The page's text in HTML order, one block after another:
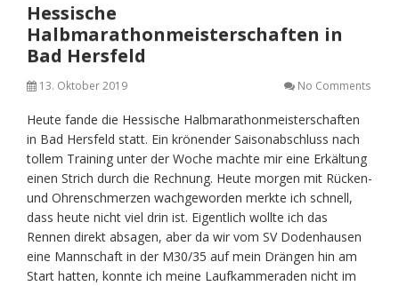
Hessische
Halbmarathonmeisterschaften in
Bad Hersfeld
13. Oktober 2019 No Comments
Heute fande die Hessische Halbmarathonmeisterschaften
in Bad Hersfeld statt. Ein krönender Saisonabschluss nach
tollem Training unter der Woche machte mir eine Erkältung
einen Strich durch die Rechnung. Heute morgen mit Rücken-
und Ohrenschmerzen wachgeworden merkte ich schnell,
dass heute nicht viel drin ist. Eigentlich wollte ich das
Rennen direkt absagen, aber da wir vom SV Dodenhausen
eine Mannschaft in der M30/35 auf mein Drängen hin am
Start hatten, konnte ich meine Laufkammeraden nicht im